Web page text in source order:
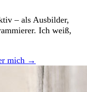
– als Ausbilder,
Ich weiß,
mich →